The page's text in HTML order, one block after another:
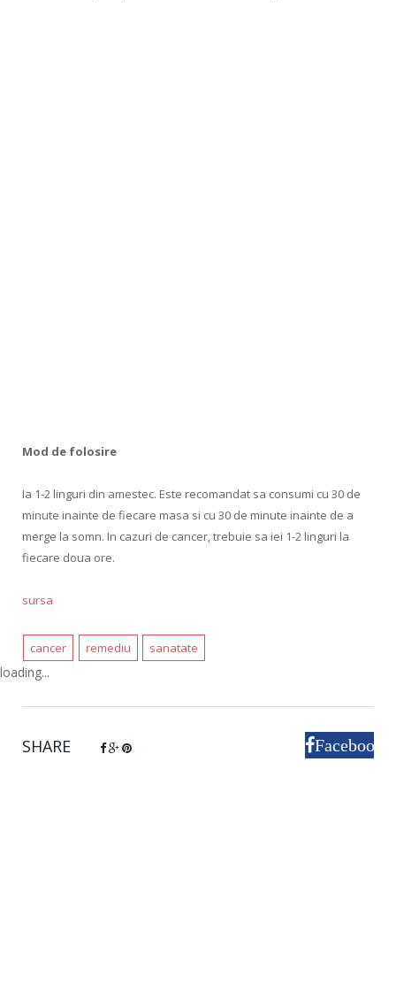
Mod de folosire
Ia 1-2 linguri din amestec. Este recomandat sa consumi cu 30 de
minute inainte de fiecare masa si cu 30 de minute inainte de a
merge la somn. In cazuri de cancer, trebuie sa iei 1-2 linguri la
fiecare doua ore.
sursa
cancer remediu sanatate
loading...
SHARE Facebook
Google+
Pinterest